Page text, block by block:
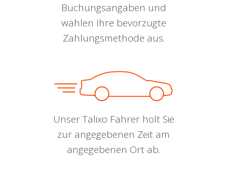
Buchungsangaben und
wählen Ihre bevorzugte
Zahlungsmethode aus.
Unser Talixo Fahrer holt Sie
zur angegebenen Zeit am
angegebenen Ort ab.